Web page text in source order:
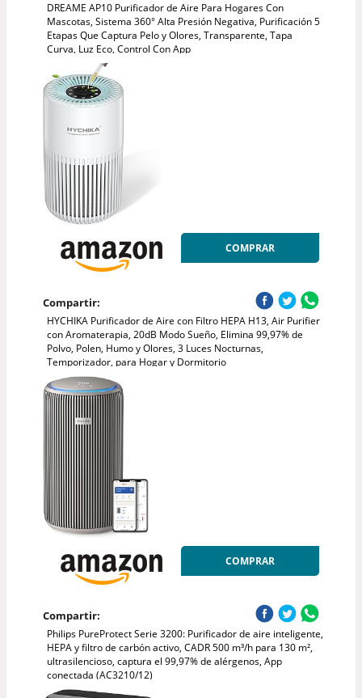
DREAME AP10 Purificador de Aire Para Hogares Con
Mascotas, Sistema 360° Alta Presión Negativa, Purificación 5
Etapas Que Captura Pelo y Olores, Transparente, Tapa
Curva, Luz Eco, Control Con App
COMPRAR
Compartir:
HYCHIKA Purificador de Aire con Filtro HEPA H13, Air Purifier
con Aromaterapia, 20dB Modo Sueño, Elimina 99,97% de
Polvo, Polen, Humo y Olores, 3 Luces Nocturnas,
Temporizador, para Hogar y Dormitorio
COMPRAR
Compartir:
Philips PureProtect Serie 3200: Purificador de aire inteligente,
HEPA y filtro de carbón activo, CADR 500 m³/h para 130 m²,
ultrasilencioso, captura el 99,97% de alérgenos, App
conectada (AC3210/12)